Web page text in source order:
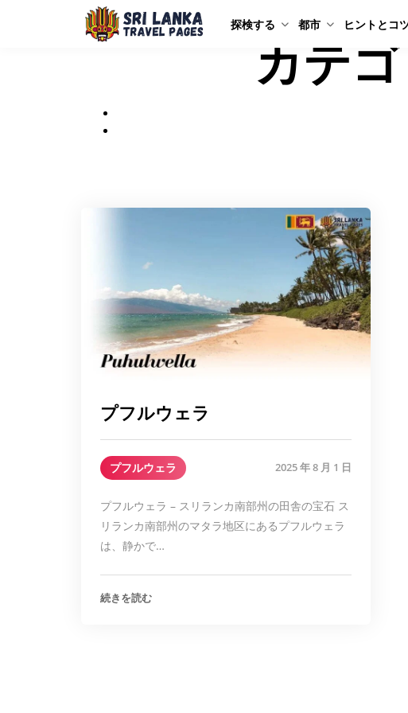
探検する 都市 ヒントとコ
カテ
プフルウェラ
プフルウェラ 2025 年 8 月 1 日
プフルウェラ – スリランカ南部州の田舎の宝石 ス
リランカ南部州のマタラ地区にあるプフルウェラ
は、静かで…
続きを読む